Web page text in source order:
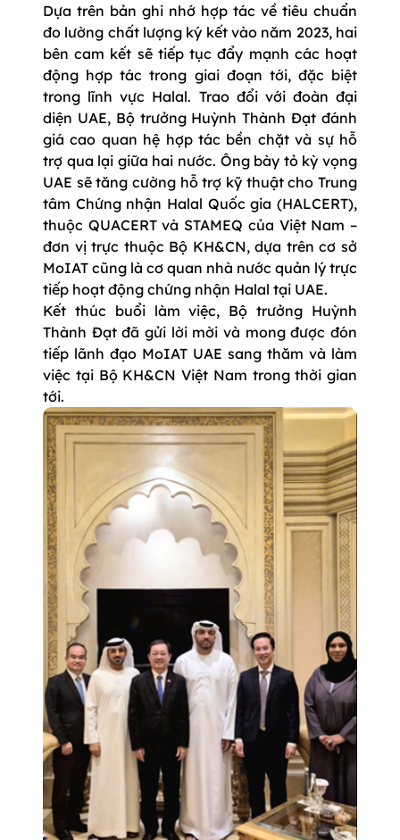
Dựa trên bản ghi nhớ hợp tác về tiêu chuẩn
đo lường chất lượng ký kết vào năm 2023, hai
bên cam kết sẽ tiếp tục đẩy mạnh các hoạt
động hợp tác trong giai đoạn tới, đặc biệt
trong lĩnh vực Halal. Trao đổi với đoàn đại
diện UAE, Bộ trưởng Huỳnh Thành Đạt đánh
giá cao quan hệ hợp tác bền chặt và sự hỗ
trợ qua lại giữa hai nước. Ông bày tỏ kỳ vọng
UAE sẽ tăng cường hỗ trợ kỹ thuật cho Trung
tâm Chứng nhận Halal Quốc gia (HALCERT),
thuộc QUACERT và STAMEQ của Việt Nam –
đơn vị trực thuộc Bộ KH&CN, dựa trên cơ sở
MoIAT cũng là cơ quan nhà nước quản lý trực
tiếp hoạt động chứng nhận Halal tại UAE.
Kết thúc buổi làm việc, Bộ trưởng Huỳnh
Thành Đạt đã gửi lời mời và mong được đón
tiếp lãnh đạo MoIAT UAE sang thăm và làm
việc tại Bộ KH&CN Việt Nam trong thời gian
tới.